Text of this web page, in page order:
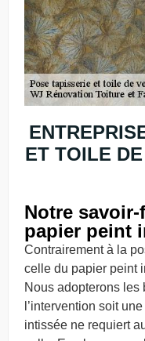
ET TOILE
Notre
papier peint
Contrairement à la
celle du papier peint
Nous adopterons les
l’intervention soit
intissée ne requiert